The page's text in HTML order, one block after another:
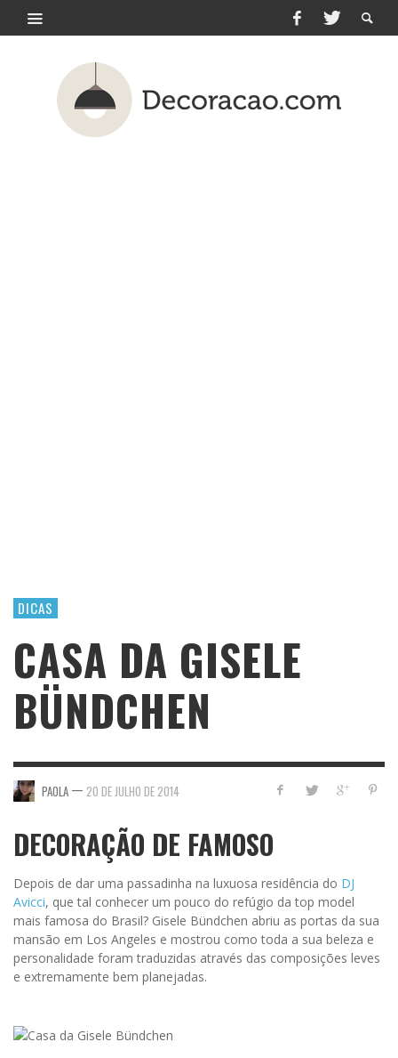
DICAS
CASA DA GISELE
BÜNDCHEN
PAOLA — 20 DE JULHO DE 2014
DECORAÇÃO DE FAMOSO
Depois de dar uma passadinha na luxuosa residência do DJ
Avicci, que tal conhecer um pouco do refúgio da top model
mais famosa do Brasil? Gisele Bündchen abriu as portas da sua
mansão em Los Angeles e mostrou como toda a sua beleza e
personalidade foram traduzidas através das composições leves
e extremamente bem planejadas.